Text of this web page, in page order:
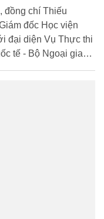
đồng chí Thiếu
đốc Học viện
đại diện Vụ Thực thi
tế - Bộ Ngoại giao